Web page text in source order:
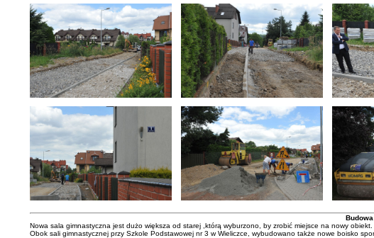
Nowa sala gimnastyczna jest dużo większa od starej ,którą wyburzono, by zrobić miejsce na nowy
Obok sali gimnastycznej przy Szkole Podstawowej nr 3 w Wieliczce, wybudowano także nowe boisko